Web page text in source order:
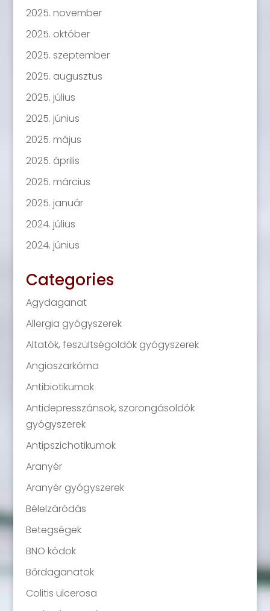
2025. november
2025. október
2025. szeptember
2025. augusztus
2025. július
2025. június
2025. május
2025. április
2025. március
2025. január
2024. július
2024. június
Categories
Agydaganat
Allergia gyógyszerek
Altatók, feszültségoldók gyógyszerek
Angioszarkóma
Antibiotikumok
Antidepresszánsok, szorongásoldók
gyógyszerek
Antipszichotikumok
Aranyér
Aranyér gyógyszerek
Bélelzáródás
Betegségek
BNO kódok
Bőrdaganatok
Colitis ulcerosa